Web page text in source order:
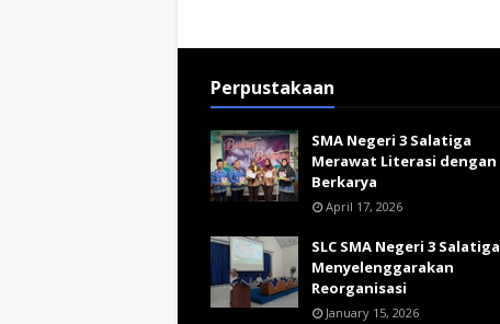
Perpustakaan
SMA Negeri 3 Salatiga
Merawat Literasi dengan
Berkarya
April 17, 2026
SLC SMA Negeri 3 Salatiga
Menyelenggarakan
Reorganisasi
January 15, 2026